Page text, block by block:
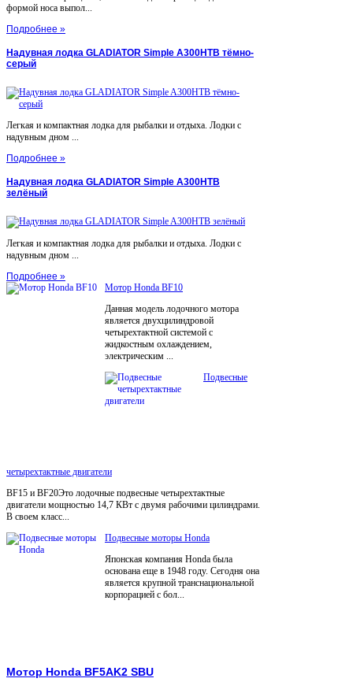
формой носа выпол...
Подробнее »
Надувная лодка GLADIATOR Simple A300НТВ тёмно-
серый
Легкая и компактная лодка для рыбалки и отдыха. Лодки с
надувным дном ...
Подробнее »
Надувная лодка GLADIATOR Simple A300НТВ
зелёный
Легкая и компактная лодка для рыбалки и отдыха. Лодки с
надувным дном ...
Подробнее »
Мотор Honda BF10
Данная модель лодочного мотора
является двухцилиндровой
четырехтактной системой с
жидкостным охлаждением,
электрическим ...
Подвесные
четырехтактные двигатели
BF15 и BF20Это лодочные подвесные четырехтактные
двигатели мощностью 14,7 КВт с двумя рабочими цилиндрами.
В своем класс...
Подвесные моторы Honda
Японская компания Honda была
основана еще в 1948 году. Сегодня она
является крупной транснациональной
корпорацией с бол...
Мотор Honda BF5AK2 SBU